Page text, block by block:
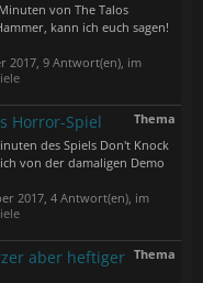
von The Talos
kann ich euch sagen!
2017, 9 Antwort(en), im
Thema
Horror-Spiel
des Spiels Don't Knock
von der damaligen Demo
2017, 4 Antwort(en), im
Thema
aber heftiger